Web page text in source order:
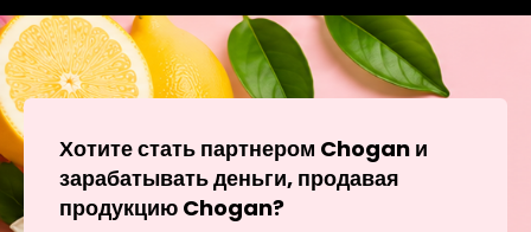
Хотите стать партнером Chogan и
зарабатывать деньги, продавая
продукцию Chogan?